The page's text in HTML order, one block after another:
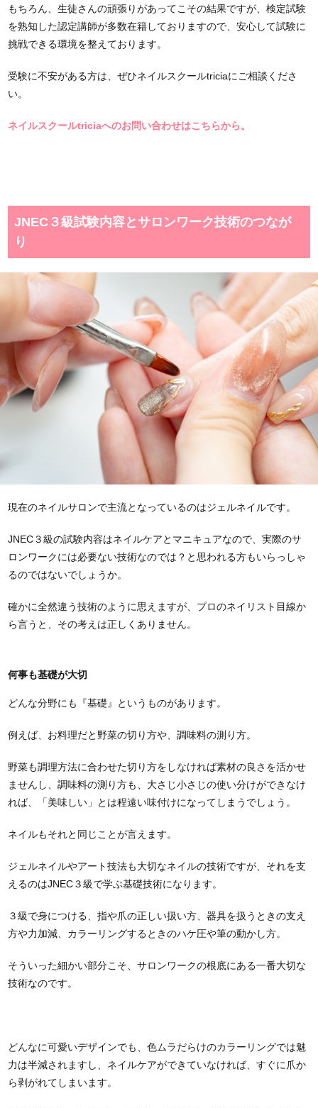
もちろん、生徒さんの頑張りがあってこその結果ですが、検定試験
を熟知した認定講師が多数在籍しておりますので、安心して試験に
挑戦できる環境を整えております。
受験に不安がある方は、ぜひネイルスクールtriciaにご相談くださ
い。
ネイルスクールtriciaへのお問い合わせはこちらから。
JNEC３級試験内容とサロンワーク技術のつなが
り
現在のネイルサロンで主流となっているのはジェルネイルです。
JNEC３級の試験内容はネイルケアとマニキュアなので、実際のサ
ロンワークには必要ない技術なのでは？と思われる方もいらっしゃ
るのではないでしょうか。
確かに全然違う技術のように思えますが、プロのネイリスト目線か
ら言うと、その考えは正しくありません。
何事も基礎が大切
どんな分野にも『基礎』というものがあります。
例えば、お料理だと野菜の切り方や、調味料の測り方。
野菜も調理方法に合わせた切り方をしなければ素材の良さを活かせ
ませんし、調味料の測り方も、大さじ小さじの使い分けができなけ
れば、「美味しい」とは程遠い味付けになってしまうでしょう。
ネイルもそれと同じことが言えます。
ジェルネイルやアート技法も大切なネイルの技術ですが、それを支
えるのはJNEC３級で学ぶ基礎技術になります。
３級で身につける、指や爪の正しい扱い方、器具を扱うときの支え
方や力加減、カラーリングするときのハケ圧や筆の動かし方。
そういった細かい部分こそ、サロンワークの根底にある一番大切な
技術なのです。
どんなに可愛いデザインでも、色ムラだらけのカラーリングでは魅
力は半減されますし、ネイルケアができていなければ、すぐに爪か
ら剥がれてしまいます。